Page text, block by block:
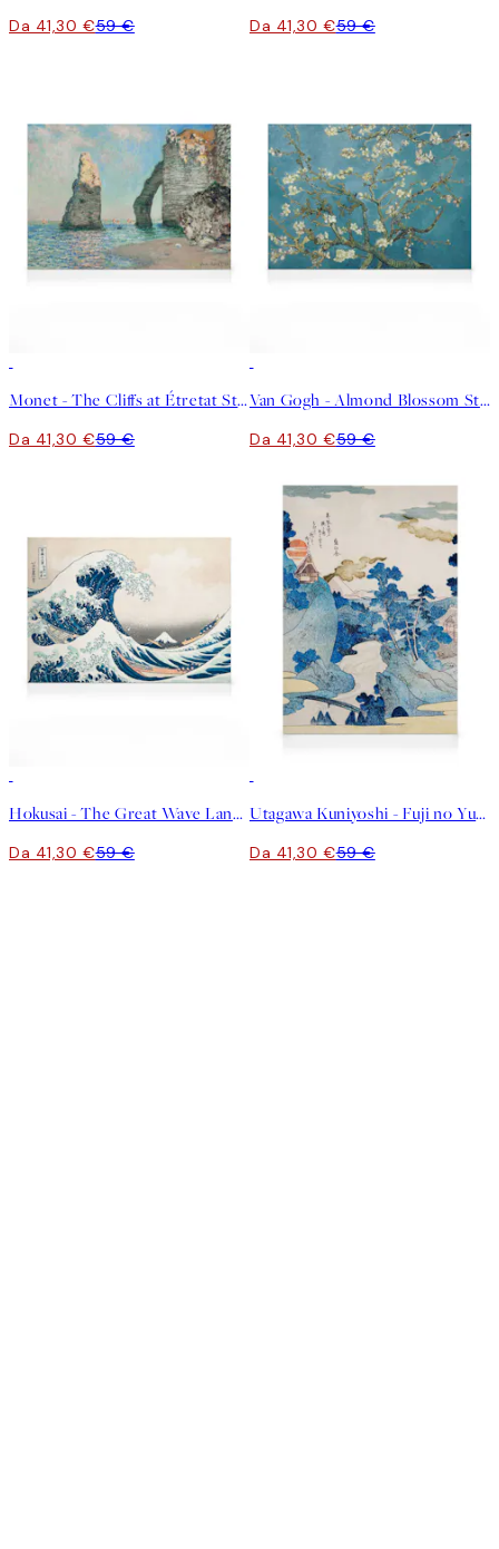
Da 41,30 €59 € Da 41,30 €59 €
Monet - The Cliffs at Étretat Stampa su Tela
Da 41,30 €59 €
Van Gogh - Almond Blossom Stampa su Tela
Da 41,30 €59 €
Hokusai - The Great Wave Landscape Stampa su Tela
Da 41,30 €59 €
Utagawa Kuniyoshi - Fuji no Yukei Stampa su Tela
Da 41,30 €59 €